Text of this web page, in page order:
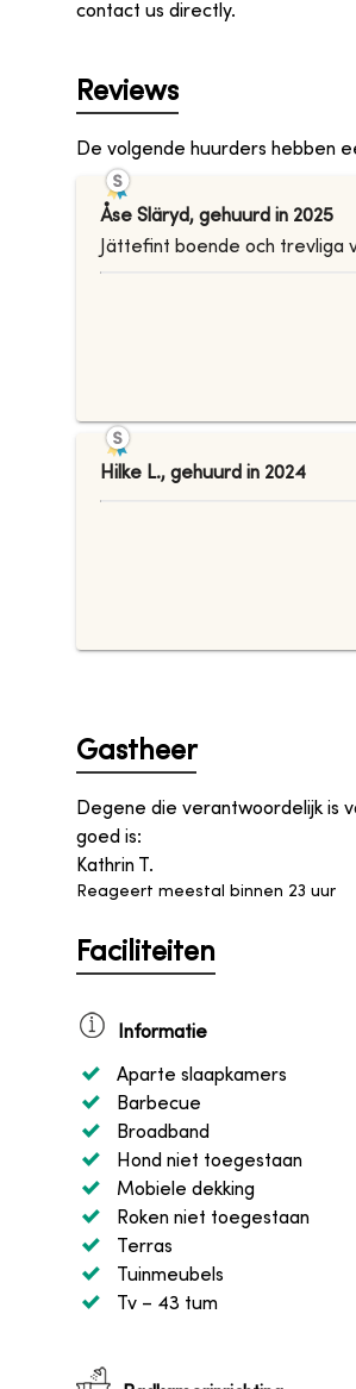
contact us directly.
Reviews
De volgende huurders hebben
Åse Släryd, gehuurd in 2025
Jättefint boende och trevliga
Hilke L., gehuurd in 2024
Gastheer
Degene die verantwoordelijk is
goed is:
Kathrin T.
Reageert meestal binnen 23 uur
Faciliteiten
Informatie
Aparte slaapkamers
Barbecue
Broadband
Hond niet toegestaan
Mobiele dekking
Roken niet toegestaan
Terras
Tuinmeubels
Tv – 43 tum